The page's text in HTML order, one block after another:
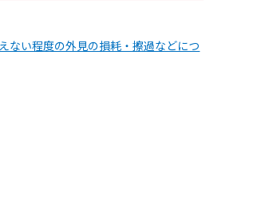
ない程度の外見の損耗・擦過などにつ